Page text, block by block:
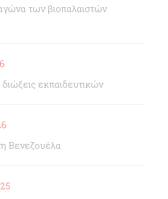
των βιοπαλαιστών
διώξεις εκπαιδευτικών
Βενεζουέλα